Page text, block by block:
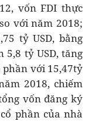
vốn FDI thực
với năm 2018;
tỷ USD, bằng
5,8 tỷ USD, tăng
phần với 15,47tỷ
2018, chiếm
vốn đăng ký
phần của nhà